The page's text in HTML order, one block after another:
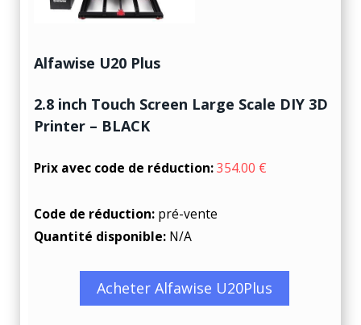
Alfawise U20 Plus
2.8 inch Touch Screen Large Scale DIY 3D
Printer – BLACK
Prix avec code de réduction:354.00 €
Code de réduction: pré-vente
Quantité disponible: N/A
Acheter Alfawise U20Plus